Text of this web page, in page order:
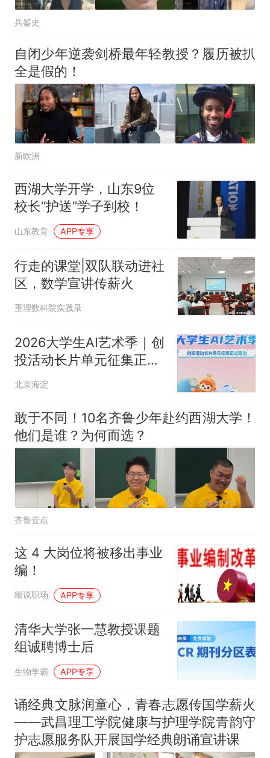
兵鉴史
自闭少年逆袭剑桥最年轻教授？履历被扒
全是假的！
新欧洲
西湖大学开学，山东9位
校长“护送”学子到校！
山东教育 APP专享
行走的课堂|双队联动进社
区，数学宣讲传薪火
重理数科院实践录
2026大学生AI艺术季｜创
投活动长片单元征集正式
启动
北京海淀
敢于不同！10名齐鲁少年赴约西湖大学！
他们是谁？为何而选？
齐鲁壹点
这 4 大岗位将被移出事业
编！
细说职场 APP专享
清华大学张一慧教授课题
组诚聘博士后
生物学霸 APP专享
诵经典文脉润童心，青春志愿传国学薪火
——武昌理工学院健康与护理学院青韵守
护志愿服务队开展国学经典朗诵宣讲课